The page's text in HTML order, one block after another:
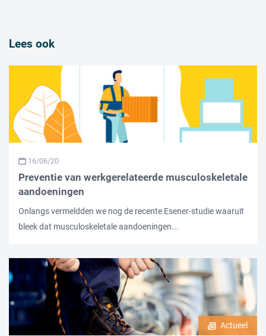
Lees ook
16/06/20
Preventie van werkgerelateerde musculoskeletale
aandoeningen
Onlangs vermeldden we nog de recente Esener-studie waaruit
bleek dat musculoskeletale aandoeningen...
Actueel